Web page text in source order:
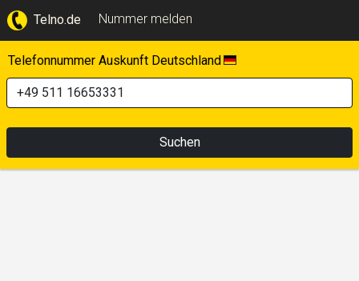
Telno.de Nummer melden
Telefonnummer Auskunft Deutschland
Suchen